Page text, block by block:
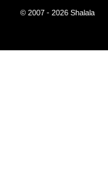
© 2007 - 2026 Shalala